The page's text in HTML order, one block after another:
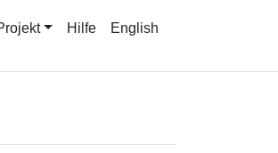
Hilfe English